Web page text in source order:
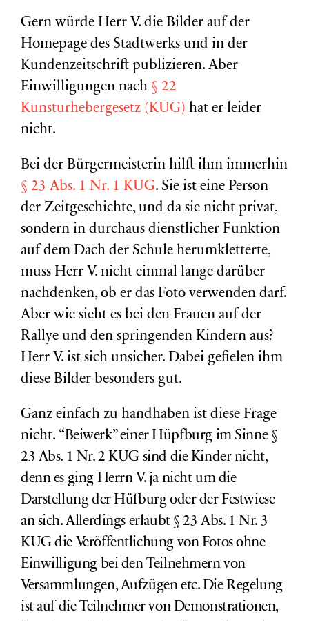
Gern würde Herr V. die Bilder auf der
Homepage des Stadtwerks und in der
Kundenzeitschrift publizieren. Aber
Einwilligungen nach § 22
Kunsturhebergesetz (KUG) hat er leider
nicht.
Bei der Bürgermeisterin hilft ihm immerhin
§ 23 Abs. 1 Nr. 1 KUG. Sie ist eine Person
der Zeitgeschichte, und da sie nicht privat,
sondern in durchaus dienstlicher Funktion
auf dem Dach der Schule herumkletterte,
muss Herr V. nicht einmal lange darüber
nachdenken, ob er das Foto verwenden darf.
Aber wie sieht es bei den Frauen auf der
Rallye und den springenden Kindern aus?
Herr V. ist sich unsicher. Dabei gefielen ihm
diese Bilder besonders gut.
Ganz einfach zu handhaben ist diese Frage
nicht. “Beiwerk” einer Hüpfburg im Sinne §
23 Abs. 1 Nr. 2 KUG sind die Kinder nicht,
denn es ging Herrn V. ja nicht um die
Darstellung der Hüfburg oder der Festwiese
an sich. Allerdings erlaubt § 23 Abs. 1 Nr. 3
KUG die Veröffentlichung von Fotos ohne
Einwilligung bei den Teilnehmern von
Versammlungen, Aufzügen etc. Die Regelung
ist auf die Teilnehmer von Demonstrationen,